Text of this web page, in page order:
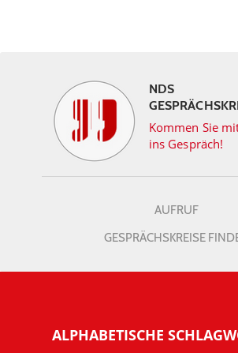
NDS
Kommen Sie
ins Gespräch!
AUFRUF
GESPRÄCHSKREISE
ALPHABETISCHE